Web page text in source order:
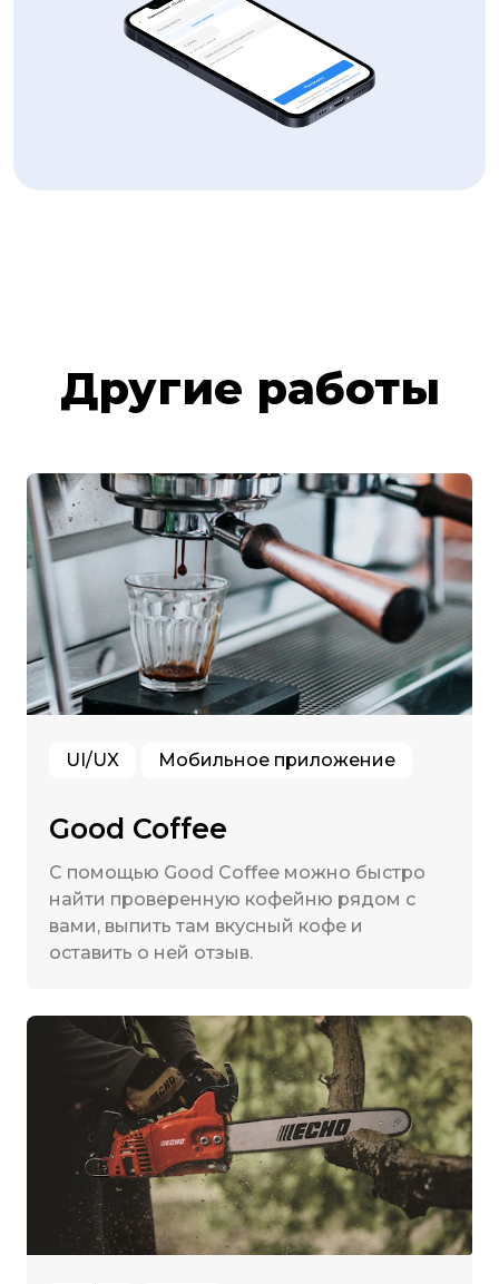
Другие работы
UI/UX Мобильное приложение
Good Coffee
С помощью Good Coffee можно быстро
найти проверенную кофейню рядом с
вами, выпить там вкусный кофе и
оставить о ней отзыв.